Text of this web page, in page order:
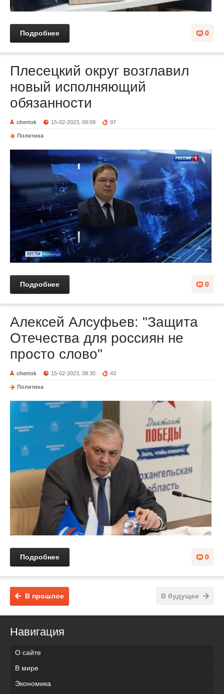
0
Подробнее
Плесецкий округ возглавил
новый исполняющий
обязанности
chertok 15-02-2023, 09:09 97
Политика
0
Подробнее
Алексей Алсуфьев: "Защита
Отечества для россиян не
просто слово"
chertok 15-02-2023, 08:30 43
Политика
0
Подробнее
В будущее
В прошлое
Навигация
О сайте
В мире
Экономика